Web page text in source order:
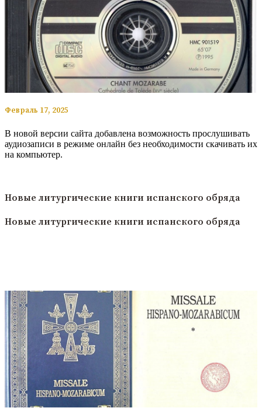
​​Февраль 17, 2025
В новой версии сайта добавлена возможность прослушивать
аудиозаписи в режиме онлайн без необходимости скачивать их
на компьютер.
Новые литургические книги испанского обряда
Новые литургические книги испанского обряда